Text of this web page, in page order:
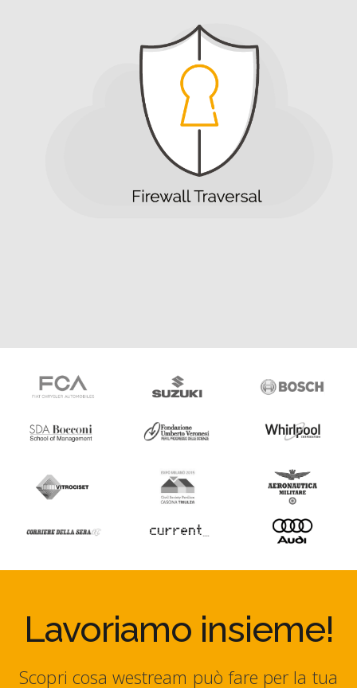
Lavoriamo insieme!
Scopri cosa westream può fare per la tua